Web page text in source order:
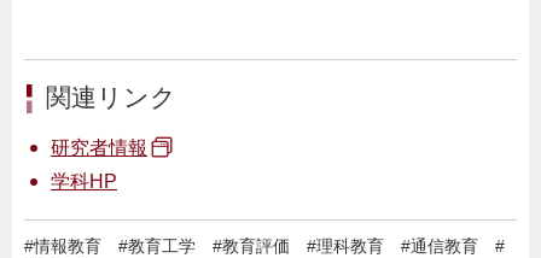
関連リンク
研究者情報
学科HP
#情報教育 #教育工学 #教育評価 #理科教育 #通信教育 #